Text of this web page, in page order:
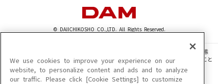
© DAIICHIKOSHO CO.,LTD. All Rights Reserved.
このサイトに掲載されている一切の文章・画像・写真・動画・音声等を、手段や形態
を問わず、著作権法の定める範囲を超えて無断で複製、転載、ファイル化などすること
を禁じます。
楽曲及びコンテンツは、機種によりご利用いただけない場合があります。
We use cookies to improve your experience on our
website, to personalize content and ads and to analyze
our traffic. Please click [Cookie Settings] to customize